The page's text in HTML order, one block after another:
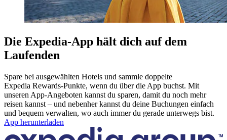
Die Expedia-App hält dich auf dem
Laufenden
Spare bei ausgewählten Hotels und sammle doppelte
Expedia Rewards-Punkte, wenn du über die App buchst. Mit
unseren App-Angeboten kannst du sparen, damit du noch mehr
reisen kannst – und nebenher kannst du deine Buchungen einfach
und bequem verwalten, wo auch immer du gerade unterwegs bist.
App herunterladen